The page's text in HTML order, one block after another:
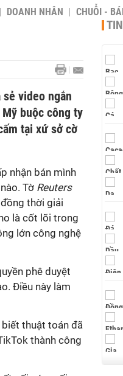
DOANH NHÂN CHUỖI -
video ngắn
buộc công ty
tại xứ sở cờ
nhận bán mình
Tờ Reuters
thời giải
là cốt lõi trong
lớn công nghệ
phê duyệt
Điều này làm
biết thuật toán đã
thành công